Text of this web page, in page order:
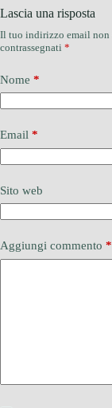
Lascia una risposta
Il tuo indirizzo email non
contrassegnati *
Nome *
Email *
Sito web
Aggiungi commento *